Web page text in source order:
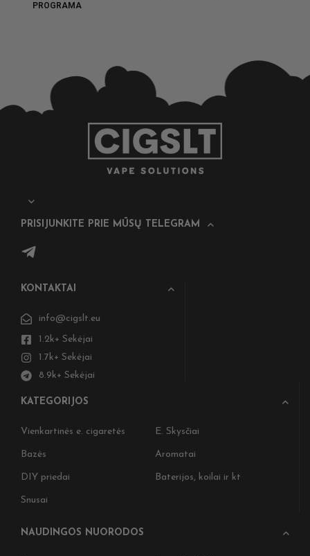
PROGRAMA
PRISIJUNKITE PRIE MŪSŲ TELEGRAM
KONTAKTAI
info@cigslt.eu
1.2k+ Sekėjai
1.7k+ Sekėjai
8.9k+ Sekėjai
KATEGORIJOS
Vienkartinės e. cigaretės E. Skysčiai
Bazės Aromatai
DIY priedai Baterijos, koilai ir kt
Snusai
NAUDINGOS NUORODOS